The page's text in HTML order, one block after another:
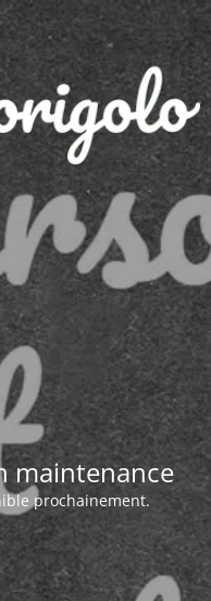
maintenance
prochainement.